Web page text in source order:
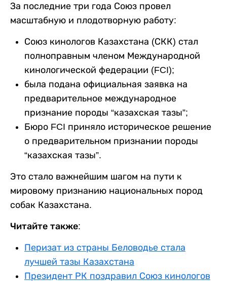
За последние три года Союз провел
масштабную и плодотворную работу:
Союз кинологов Казахстана (СКК) стал
полноправным членом Международной
кинологической федерации (FCI);
была подана официальная заявка на
предварительное международное
признание породы “казахская тазы”;
Бюро FCI приняло историческое решение
о предварительном признании породы
“казахская тазы”.
Это стало важнейшим шагом на пути к
мировому признанию национальных пород
собак Казахстана.
Читайте также:
Перизат из страны Беловодье стала
лучшей тазы Казахстана
Президент РК поздравил Союз кинологов